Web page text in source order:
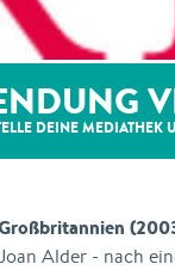
DEINE MEDIATHEK
Alder - nach